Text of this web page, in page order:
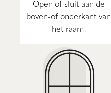
Open of sluit aan de
boven-of onderkant van
het raam.